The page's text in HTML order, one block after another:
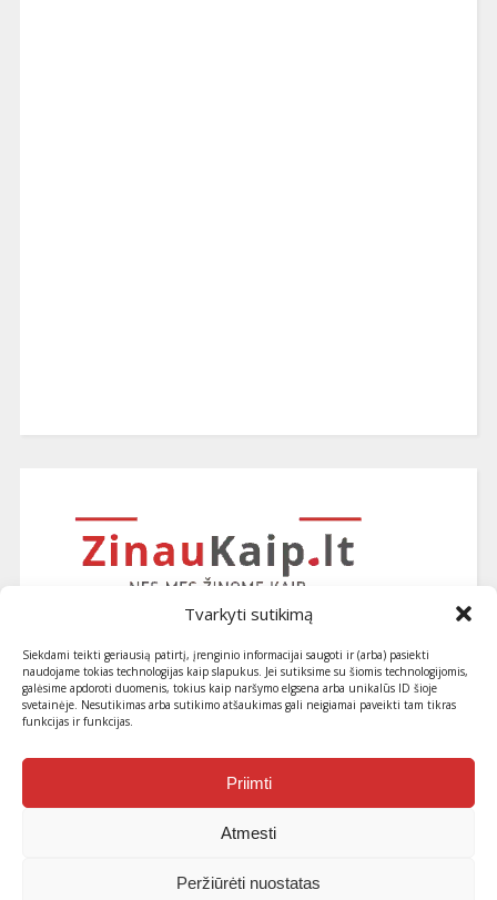
Tvarkyti sutikimą
Siekdami teikti geriausią patirtį, įrenginio informacijai saugoti ir (arba) pasiekti
naudojame tokias technologijas kaip slapukus. Jei sutiksime su šiomis technologijomis,
galėsime apdoroti duomenis, tokius kaip naršymo elgsena arba unikalūs ID šioje
svetainėje. Nesutikimas arba sutikimo atšaukimas gali neigiamai paveikti tam tikras
funkcijas ir funkcijas.
Priimti
Atmesti
Peržiūrėti nuostatas
Užsiprenumeruokite naujausius
straipsnius ir patarimus